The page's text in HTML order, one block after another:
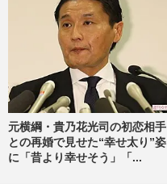
元横綱・貴乃花光司の初恋相手
との再婚で見せた“幸せ太り”姿
に「昔より幸せそう」「...